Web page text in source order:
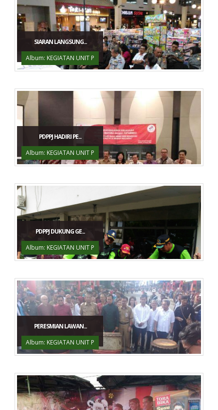
SIARAN LANGSUNG...
Album: KEGIATAN UNIT P
PDPPJ HADIRI PE...
Album: KEGIATAN UNIT P
PDPPJ DUKUNG GE...
Album: KEGIATAN UNIT P
PERESMIAN LAWAN...
Album: KEGIATAN UNIT P